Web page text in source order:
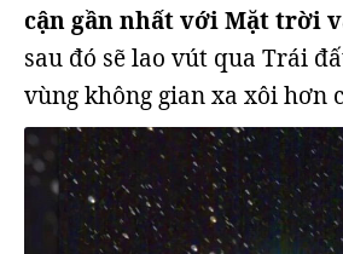
cận gần nhất với Mặt trời
sau đó sẽ lao vút qua Trái
vùng không gian xa xôi hơn